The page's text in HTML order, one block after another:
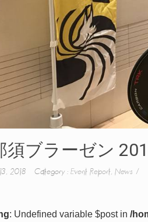
須ブラーゼン
2018 Category : Event Report News
: Undefined variable $post in /